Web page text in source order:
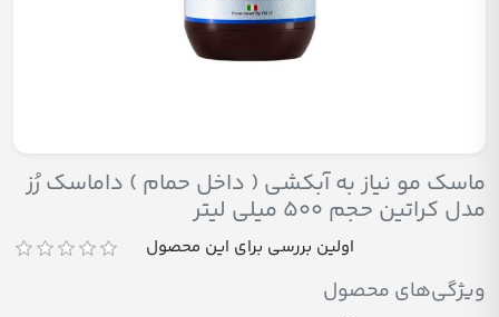
ماسک مو نیاز به آبکشی ( داخل حمام ) داماسک رُز
مدل کراتین حجم 500 میلی لیتر
اولین بررسی برای این محصول
ویژگی‌های محصول